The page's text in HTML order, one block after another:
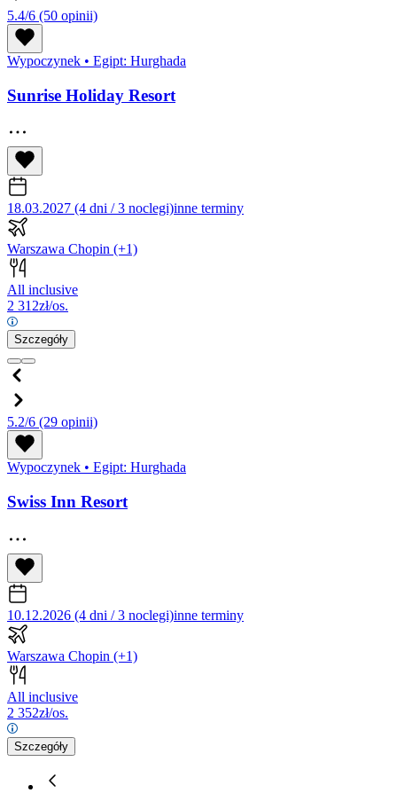
5.4/6 (50 opinii)
Wypoczynek • Egipt: Hurghada
Sunrise Holiday Resort
18.03.2027 (4 dni / 3 noclegi)inne terminy
Warszawa Chopin (+1)
All inclusive
2 312zł/os.
Szczegóły
5.2/6 (29 opinii)
Wypoczynek • Egipt: Hurghada
Swiss Inn Resort
10.12.2026 (4 dni / 3 noclegi)inne terminy
Warszawa Chopin (+1)
All inclusive
2 352zł/os.
Szczegóły